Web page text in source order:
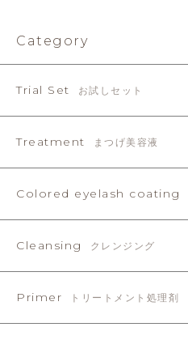
Category
Trial Set お試しセット
Treatment まつげ美容液
Colored eyelash coating
Cleansing クレンジング
Primer トリートメント処理剤